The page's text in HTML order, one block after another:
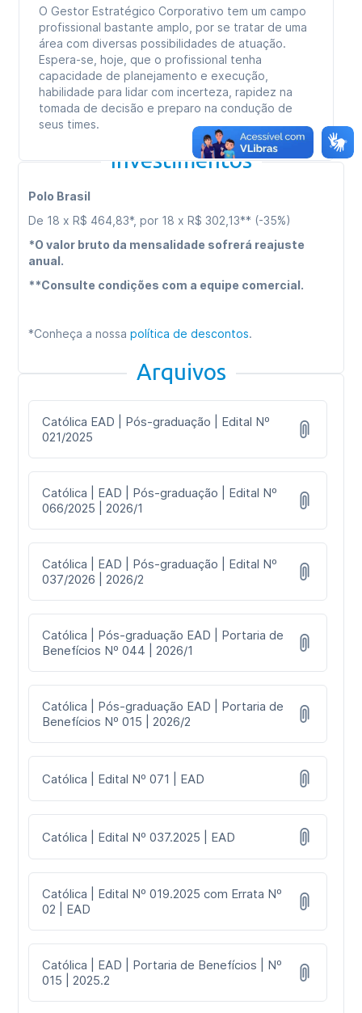
O Gestor Estratégico Corporativo tem um campo
profissional bastante amplo, por se tratar de uma
área com diversas possibilidades de atuação.
Espera-se, hoje, que o profissional tenha
capacidade de planejamento e execução,
habilidade para lidar com incerteza, rapidez na
tomada de decisão e preparo na condução de
seus times.
Investimentos
Polo Brasil
De 18 x R$ 464,83*, por 18 x R$ 302,13** (-35%)
*O valor bruto da mensalidade sofrerá reajuste
anual.
**Consulte condições com a equipe comercial.
*Conheça a nossapolítica de descontos.
Arquivos
Católica EAD | Pós-graduação | Edital Nº
021/2025
Católica | EAD | Pós-graduação | Edital Nº
066/2025 | 2026/1
Católica | EAD | Pós-graduação | Edital Nº
037/2026 | 2026/2
Católica | Pós-graduação EAD | Portaria de
Benefícios Nº 044 | 2026/1
Católica | Pós-graduação EAD | Portaria de
Benefícios Nº 015 | 2026/2
Católica | Edital Nº 071 | EAD
Católica | Edital Nº 037.2025 | EAD
Católica | Edital Nº 019.2025 com Errata Nº
02 | EAD
Católica | EAD | Portaria de Benefícios | Nº
015 | 2025.2